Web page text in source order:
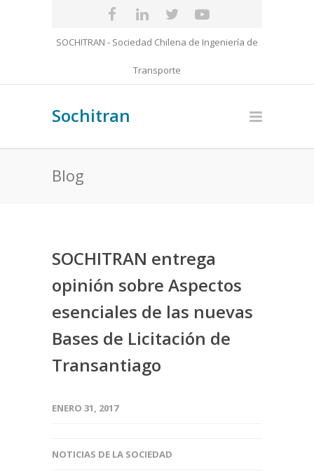
SOCHITRAN - Sociedad Chilena de Ingeniería de
Transporte
Sochitran
Blog
SOCHITRAN entrega
opinión sobre Aspectos
esenciales de las nuevas
Bases de Licitación de
Transantiago
ENERO 31, 2017
NOTICIAS DE LA SOCIEDAD